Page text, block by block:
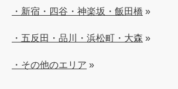
・新宿・四谷・神楽坂・飯田橋 »
・五反田・品川・浜松町・大森 »
・その他のエリア »